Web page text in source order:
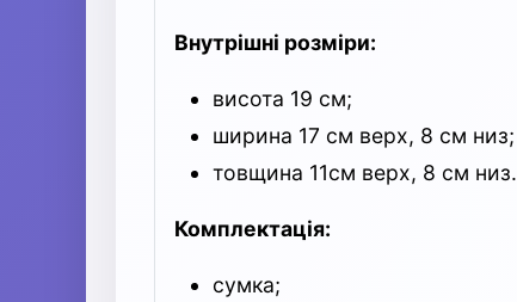
Внутрішні розміри:
висота 19 см;
ширина 17 см верх, 8 см низ;
товщина 11см верх, 8 см низ.
Комплектація:
сумка;